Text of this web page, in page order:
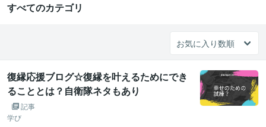
すべてのカテゴリ
復縁応援ブログ☆復縁を叶えるためにでき
ることとは？自衛隊ネタもあり
記事
学び